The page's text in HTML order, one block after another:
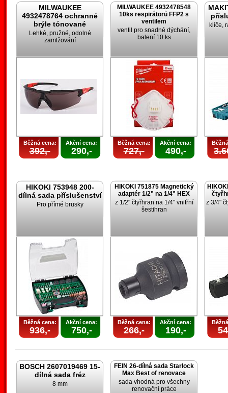
MILWAUKEE
4932478764 ochranné
brýle tónované
Lehké, pružné, odolné
zamlžování
Běžná cena:
392,-
Akční cena:
290,-
MILWAUKEE 4932478548
10ks respirátorů FFP2 s
ventilem
ventil pro snadné dýchání,
balení 10 ks
Běžná cena:
727,-
Akční cena:
490,-
klíče,
HIKOKI 753948 200-
dílná sada příslušenství
Pro přímé brusky
Běžná cena:
936,-
Akční cena:
750,-
HIKOKI 751875 Magnetický
adaptér 1/2" na 1/4" HEX
z 1/2" čtyřhran na 1/4" vnitřní
šestihran
Běžná cena:
266,-
Akční cena:
190,-
z 3/4"
BOSCH 2607019469 15-
dílná sada fréz
8 mm
FEIN 26-dílná sada Starlock
Max Best of renovace
sada vhodná pro všechny
renovační práce